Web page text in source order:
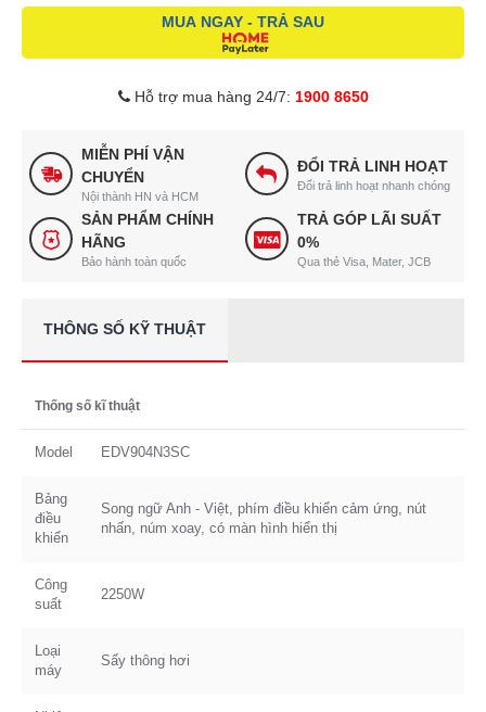
MUA NGAY - TRẢ SAU
Hỗ trợ mua hàng 24/7: 1900 8650
MIỄN PHÍ VẬN
CHUYỂN
Nội thành HN và HCM
ĐỔI TRẢ LINH HOẠT
Đổi trả linh hoạt nhanh chóng
SẢN PHẨM CHÍNH
HÃNG
Bảo hành toàn quốc
TRẢ GÓP LÃI SUẤT
0%
Qua thẻ Visa, Mater, JCB
THÔNG SỐ KỸ THUẬT
Thống số kĩ thuật
Model EDV904N3SC
Bảng
điều
khiển
Song ngữ Anh - Việt, phím điều khiển cảm ứng, nút
nhấn, núm xoay, có màn hình hiển thị
Công
suất
2250W
Loại
máy
Sấy thông hơi